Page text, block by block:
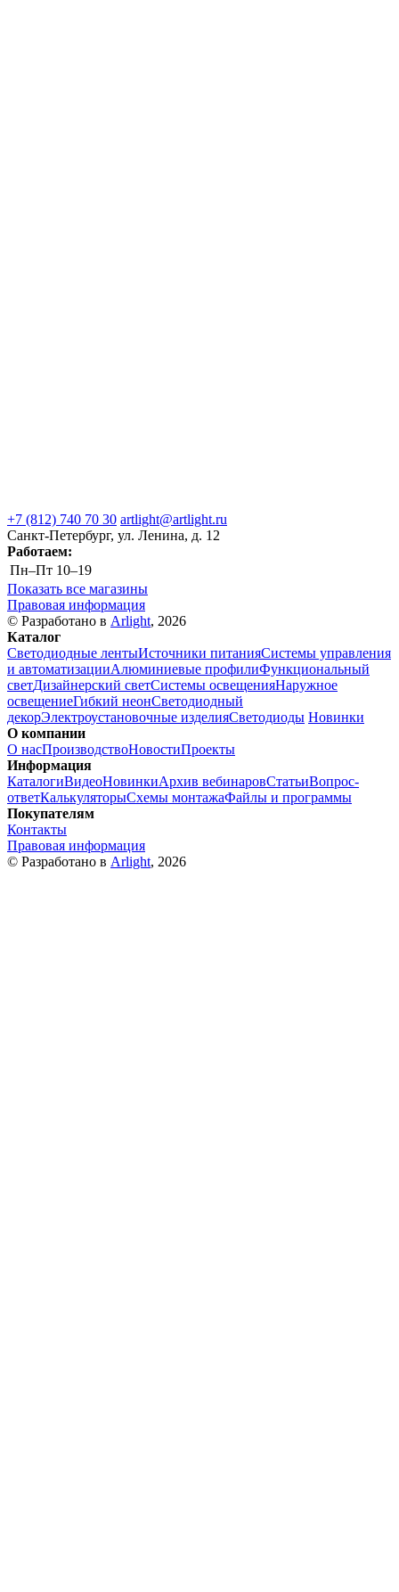
+7 (812) 740 70 30 artlight@artlight.ru
Санкт-Петербург, ул. Ленина, д. 12
Работаем:
Пн–Пт 10–19
Показать все магазины
Правовая информация
© Разработано в Arlight, 2026
Каталог
Светодиодные лентыИсточники питанияСистемы управления
и автоматизацииАлюминиевые профилиФункциональный
светДизайнерский светСистемы освещенияНаружное
освещениеГибкий неонСветодиодный
декорЭлектроустановочные изделияСветодиоды Новинки
О компании
О насПроизводствоНовостиПроекты
Информация
КаталогиВидеоНовинкиАрхив вебинаровСтатьиВопрос-
ответКалькуляторыСхемы монтажаФайлы и программы
Покупателям
Контакты
Правовая информация
© Разработано в Arlight, 2026